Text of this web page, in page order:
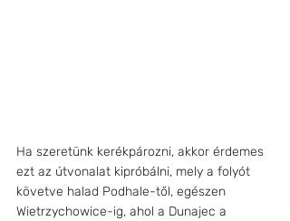
Ha szeretünk kerékpározni, akkor érdemes
ezt az útvonalat kipróbálni, mely a folyót
követve halad Podhale-től, egészen
Wietrzychowice-ig, ahol a Dunajec a